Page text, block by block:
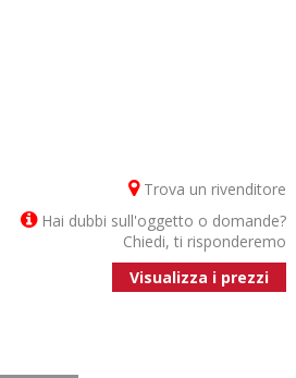
Trova un rivenditore
Hai dubbi sull'oggetto o domande?
Chiedi, ti risponderemo
Visualizza i prezzi